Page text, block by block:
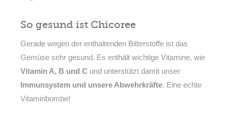
So gesund ist Chicoree
Gerade wegen der enthaltenden Bitterstoffe ist das
Gemüse sehr gesund. Es enthält wichtige Vitamine, wie
Vitamin A, B und C und unterstützt damit unser
Immunsystem und unsere Abwehrkräfte. Eine echte
Vitaminbombe!